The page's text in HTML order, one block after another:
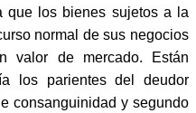
que los bienes sujetos a la
normal de sus negocios
valor de mercado. Están
los parientes del deudor
consanguinidad y segundo